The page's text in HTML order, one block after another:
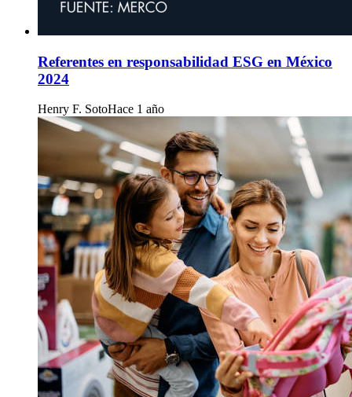
Referentes en responsabilidad ESG en México
2024
Henry F. SotoHace 1 año